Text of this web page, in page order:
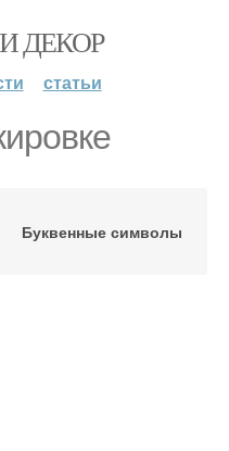
ДЕКОР
статьи
Буквенные символы